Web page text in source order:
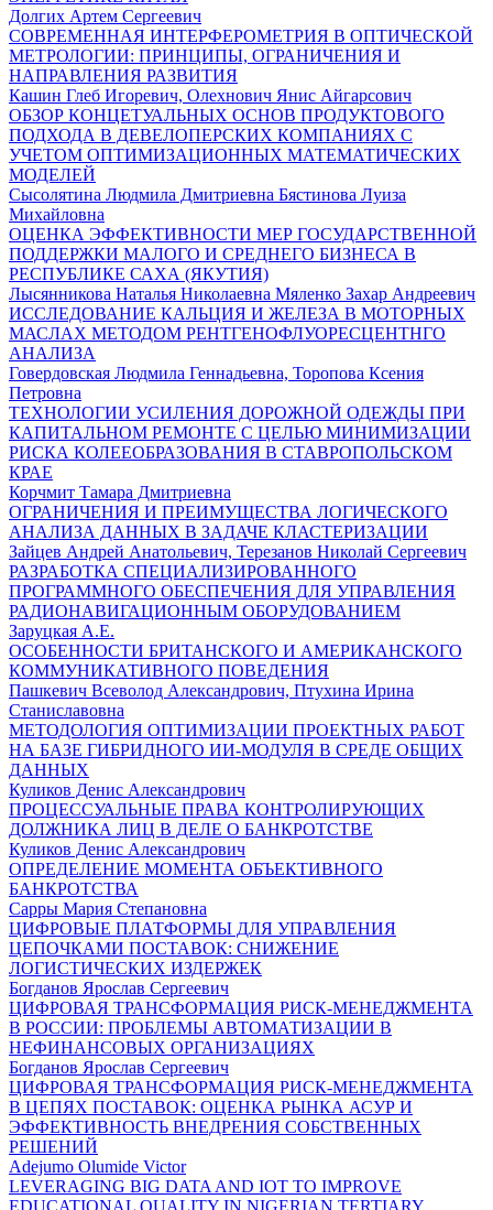
Долгих Артем Сергеевич
СОВРЕМЕННАЯ ИНТЕРФЕРОМЕТРИЯ В ОПТИЧЕСКОЙ
МЕТРОЛОГИИ: ПРИНЦИПЫ, ОГРАНИЧЕНИЯ И
НАПРАВЛЕНИЯ РАЗВИТИЯ
Кашин Глеб Игоревич, Олехнович Янис Айгарсович
ОБЗОР КОНЦЕТУАЛЬНЫХ ОСНОВ ПРОДУКТОВОГО
ПОДХОДА В ДЕВЕЛОПЕРСКИХ КОМПАНИЯХ С
УЧЕТОМ ОПТИМИЗАЦИОННЫХ МАТЕМАТИЧЕСКИХ
МОДЕЛЕЙ
Сысолятина Людмила Дмитриевна Бястинова Луиза
Михайловна
ОЦЕНКА ЭФФЕКТИВНОСТИ МЕР ГОСУДАРСТВЕННОЙ
ПОДДЕРЖКИ МАЛОГО И СРЕДНЕГО БИЗНЕСА В
РЕСПУБЛИКЕ САХА (ЯКУТИЯ)
Лысянникова Наталья Николаевна Мяленко Захар Андреевич
ИССЛЕДОВАНИЕ КАЛЬЦИЯ И ЖЕЛЕЗА В МОТОРНЫХ
МАСЛАХ МЕТОДОМ РЕНТГЕНОФЛУОРЕСЦЕНТНГО
АНАЛИЗА
Говердовская Людмила Геннадьевна, Торопова Ксения
Петровна
ТЕХНОЛОГИИ УСИЛЕНИЯ ДОРОЖНОЙ ОДЕЖДЫ ПРИ
КАПИТАЛЬНОМ РЕМОНТЕ С ЦЕЛЬЮ МИНИМИЗАЦИИ
РИСКА КОЛЕЕОБРАЗОВАНИЯ В СТАВРОПОЛЬСКОМ
КРАЕ
Корчмит Тамара Дмитриевна
ОГРАНИЧЕНИЯ И ПРЕИМУЩЕСТВА ЛОГИЧЕСКОГО
АНАЛИЗА ДАННЫХ В ЗАДАЧЕ КЛАСТЕРИЗАЦИИ
Зайцев Андрей Анатольевич, Терезанов Николай Сергеевич
РАЗРАБОТКА СПЕЦИАЛИЗИРОВАННОГО
ПРОГРАММНОГО ОБЕСПЕЧЕНИЯ ДЛЯ УПРАВЛЕНИЯ
РАДИОНАВИГАЦИОННЫМ ОБОРУДОВАНИЕМ
Заруцкая А.Е.
ОСОБЕННОСТИ БРИТАНСКОГО И АМЕРИКАНСКОГО
КОММУНИКАТИВНОГО ПОВЕДЕНИЯ
Пашкевич Всеволод Александрович, Птухина Ирина
Станиславовна
МЕТОДОЛОГИЯ ОПТИМИЗАЦИИ ПРОЕКТНЫХ РАБОТ
НА БАЗЕ ГИБРИДНОГО ИИ-МОДУЛЯ В СРЕДЕ ОБЩИХ
ДАННЫХ
Куликов Денис Александрович
ПРОЦЕССУАЛЬНЫЕ ПРАВА КОНТРОЛИРУЮЩИХ
ДОЛЖНИКА ЛИЦ В ДЕЛЕ О БАНКРОТСТВЕ
Куликов Денис Александрович
ОПРЕДЕЛЕНИЕ МОМЕНТА ОБЪЕКТИВНОГО
БАНКРОТСТВА
Сарры Мария Степановна
ЦИФРОВЫЕ ПЛАТФОРМЫ ДЛЯ УПРАВЛЕНИЯ
ЦЕПОЧКАМИ ПОСТАВОК: СНИЖЕНИЕ
ЛОГИСТИЧЕСКИХ ИЗДЕРЖЕК
Богданов Ярослав Сергеевич
ЦИФРОВАЯ ТРАНСФОРМАЦИЯ РИСК-МЕНЕДЖМЕНТА
В РОССИИ: ПРОБЛЕМЫ АВТОМАТИЗАЦИИ В
НЕФИНАНСОВЫХ ОРГАНИЗАЦИЯХ
Богданов Ярослав Сергеевич
ЦИФРОВАЯ ТРАНСФОРМАЦИЯ РИСК-МЕНЕДЖМЕНТА
В ЦЕПЯХ ПОСТАВОК: ОЦЕНКА РЫНКА АСУР И
ЭФФЕКТИВНОСТЬ ВНЕДРЕНИЯ СОБСТВЕННЫХ
РЕШЕНИЙ
Adejumo Olumide Victor
LEVERAGING BIG DATA AND IOT TO IMPROVE
EDUCATIONAL QUALITY IN NIGERIAN TERTIARY